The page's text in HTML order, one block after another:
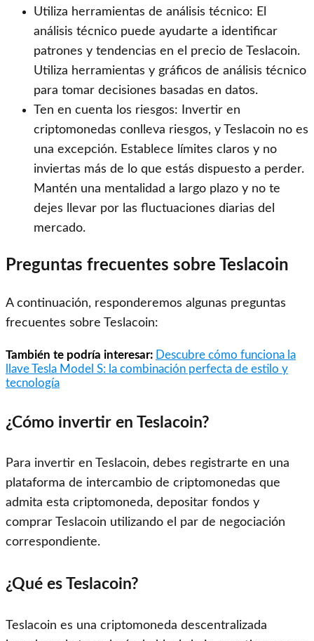
Utiliza herramientas de análisis técnico: El
análisis técnico puede ayudarte a identificar
patrones y tendencias en el precio de Teslacoin.
Utiliza herramientas y gráficos de análisis técnico
para tomar decisiones basadas en datos.
Ten en cuenta los riesgos: Invertir en
criptomonedas conlleva riesgos, y Teslacoin no es
una excepción. Establece límites claros y no
inviertas más de lo que estás dispuesto a perder.
Mantén una mentalidad a largo plazo y no te
dejes llevar por las fluctuaciones diarias del
mercado.
Preguntas frecuentes sobre Teslacoin
A continuación, responderemos algunas preguntas
frecuentes sobre Teslacoin:
También te podría interesar: Descubre cómo funciona la
llave Tesla Model S: la combinación perfecta de estilo y
tecnología
¿Cómo invertir en Teslacoin?
Para invertir en Teslacoin, debes registrarte en una
plataforma de intercambio de criptomonedas que
admita esta criptomoneda, depositar fondos y
comprar Teslacoin utilizando el par de negociación
correspondiente.
¿Qué es Teslacoin?
Teslacoin es una criptomoneda descentralizada